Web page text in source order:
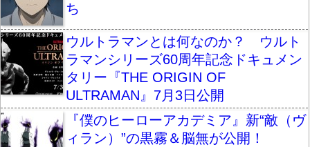
ち
ウルトラマンとは何なのか？ ウルト
ラマンシリーズ60周年記念ドキュメン
タリー『THE ORIGIN OF
ULTRAMAN』7月3日公開
『僕のヒーローアカデミア』新“敵（ヴ
ィラン）”の黒霧＆脳無が公開！